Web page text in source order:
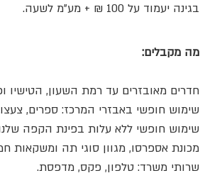
בגינה יעמוד על 100 ₪ + מע"מ לשעה.
מה מקבלים:
חדרים מאובזרים עד רמת השעון, הטישיו
שימוש חופשי באבזרי המרכז: ספרים,
שימוש חופשי ללא עלות בפינת הקפה
מכונת אספרסו, מגוון סוגי תה ומשקאות חמים
שרותי משרד: טלפון, פקס, מדפסת.